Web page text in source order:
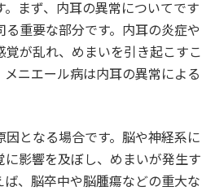
まず、内耳の異常についてです
重要な部分です。内耳の炎症や
が乱れ、めまいを引き起こすこ
ニエール病は内耳の異常による
となる場合です。脳や神経系に
影響を及ぼし、めまいが発生す
、脳卒中や脳腫瘍などの重大な